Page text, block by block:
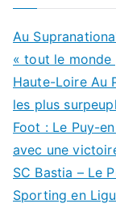
Au
« tout le monde
Haute-Loire Au
les plus
Foot : Le Puy-
avec une
SC Bastia – Le
Sporting en